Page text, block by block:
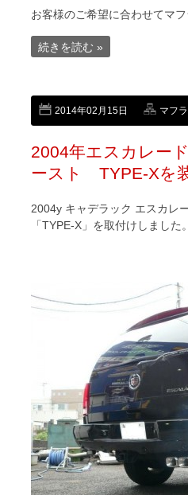
お客様のご希望に合わせてマ
続きを読む »
2014年02月15日 マフ
2004年エスカレー
ースト TYPE-Xを
2004y キャデラック エスカレ
「TYPE-X」を取付けしました